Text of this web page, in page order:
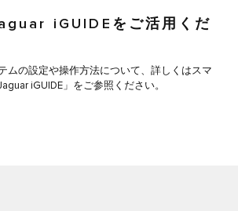
iGUIDEをご活用くだ
ムの設定や操作方法について、詳しくはスマ
iGUIDE」をご参照ください。